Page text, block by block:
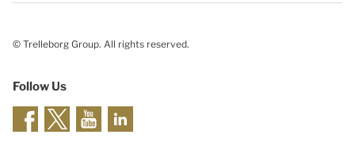
© Trelleborg Group. All rights reserved.
Follow Us